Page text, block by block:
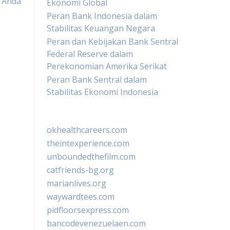
Ekonomi Global
Peran Bank Indonesia dalam
Stabilitas Keuangan Negara
Peran dan Kebijakan Bank Sentral
Federal Reserve dalam
Perekonomian Amerika Serikat
Peran Bank Sentral dalam
Stabilitas Ekonomi Indonesia
okhealthcareers.com
theintexperience.com
unboundedthefilm.com
catfriends-bg.org
marianlives.org
waywardtees.com
pidfloorsexpress.com
bancodevenezuelaen.com